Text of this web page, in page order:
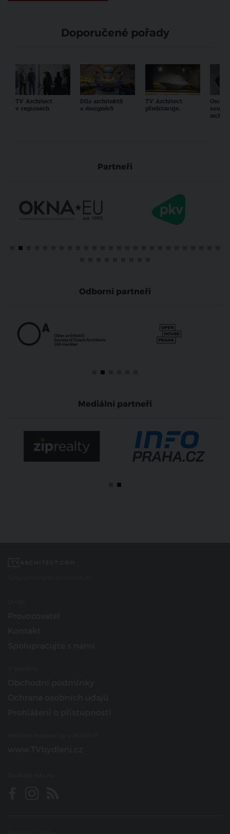
Doporučené pořady
TV Architect
v regionech
Díla architektů
a designérů
TV Architect
představuje...
Partneři
Odborní partneři
Mediální partneři